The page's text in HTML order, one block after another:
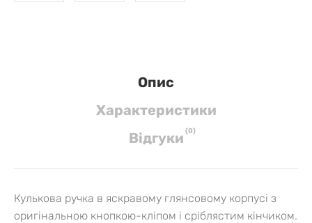
Опис
Характеристики
Вiдгуки (0)
Кулькова ручка в яскравому глянсовому корпусі з
оригінальною кнопкою-кліпом і сріблястим кінчиком.